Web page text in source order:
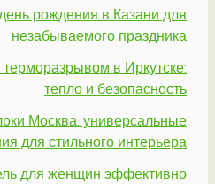
рождения в Казани для
незабываемого праздника
в Иркутске:
тепло и безопасность
Москва: универсальные
для стильного интерьера
для женщин эффективно